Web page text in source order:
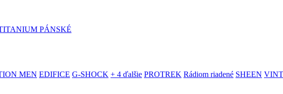
PÁNSKÉ
MEN EDIFICE G-SHOCK + 4 ďalšie PROTREK Rádiom riadené SHEEN